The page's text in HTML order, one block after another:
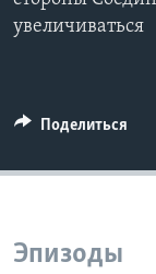
увеличиваться
Поделиться
Эпизоды